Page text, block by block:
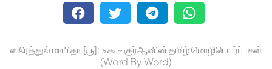
ஸூரத்துல் மாயிதா [௫]: ௩௯ ~ குர்ஆனின் தமிழ் மொழிபெயர்ப்புகள்
(Word By Word)